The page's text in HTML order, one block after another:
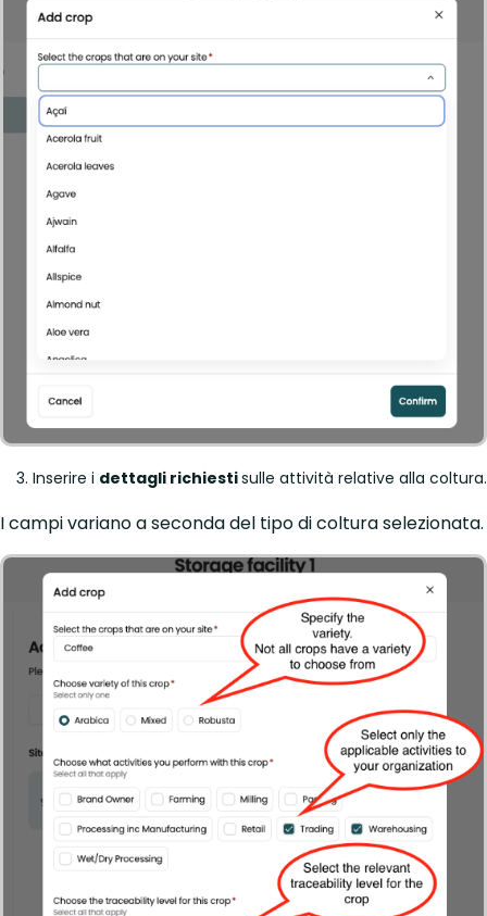
Inserire i dettagli richiestisulle attività relative alla coltura.
I campi variano a seconda del tipo di coltura selezionata.